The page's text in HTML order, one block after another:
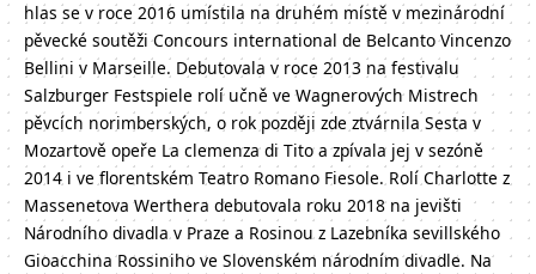
hlas se v roce 2016 umístila na druhém místě v mezinárodní
pěvecké soutěži Concours international de Belcanto Vincenzo
Bellini v Marseille. Debutovala v roce 2013 na festivalu
Salzburger Festspiele rolí učně ve Wagnerových Mistrech
pěvcích norimberských, o rok později zde ztvárnila Sesta v
Mozartově opeře La clemenza di Tito a zpívala jej v sezóně
2014 i ve florentském Teatro Romano Fiesole. Rolí Charlotte z
Massenetova Werthera debutovala roku 2018 na jevišti
Národního divadla v Praze a Rosinou z Lazebníka sevillského
Gioacchina Rossiniho ve Slovenském národním divadle. Na